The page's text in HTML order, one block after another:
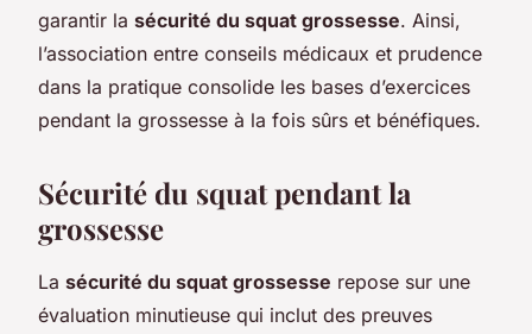
garantir la sécurité du squat grossesse. Ainsi,
l’association entre conseils médicaux et prudence
dans la pratique consolide les bases d’exercices
pendant la grossesse à la fois sûrs et bénéfiques.
Sécurité du squat pendant la
grossesse
La sécurité du squat grossesse repose sur une
évaluation minutieuse qui inclut des preuves